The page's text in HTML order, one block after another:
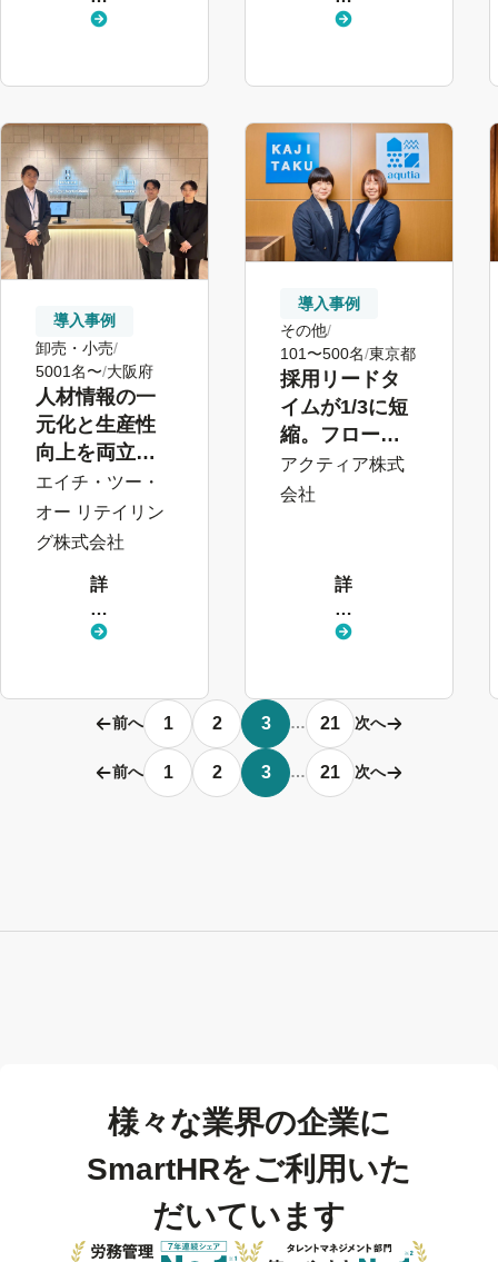
く
く
導入事例
卸売・小売
5001名〜 大阪府
人材情報の一
元化と生産性
向上を両立。
全社横断の
ペーパーレス
化で印刷作業
エイチ・ツー・
オー リテイリン
グ株式会社
詳
し
く
導入事例
その他
101〜500名 東京都
採用リードタ
イムが1/3に短
縮。フロー整
備と風土変化
を実現した
アクティア株式
会社
詳
し
く
前へ 1 2 3 … 21 次へ
前へ 1 2 3 … 21 次へ
様々な業界の企業に
SmartHRをご利用いた
だいています